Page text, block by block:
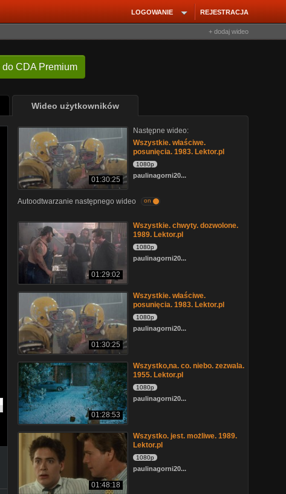
REJESTRACJA
LOGOWANIE
+ dodaj wideo
do CDA Premium
Wideo użytkowników
01:30:25
Następne wideo:
Wszystkie. właściwe.
posunięcia. 1983. Lektor.pl
1080p
paulinagorni20...
Autoodtwarzanie następnego wideo on
01:29:02
Wszystkie. chwyty. dozwolone.
1989. Lektor.pl
1080p
paulinagorni20...
01:30:25
Wszystkie. właściwe.
posunięcia. 1983. Lektor.pl
1080p
paulinagorni20...
01:28:53
Wszystko,na. co. niebo. zezwala.
1955. Lektor.pl
1080p
paulinagorni20...
01:48:18
Wszystko. jest. możliwe. 1989.
Lektor.pl
1080p
paulinagorni20...